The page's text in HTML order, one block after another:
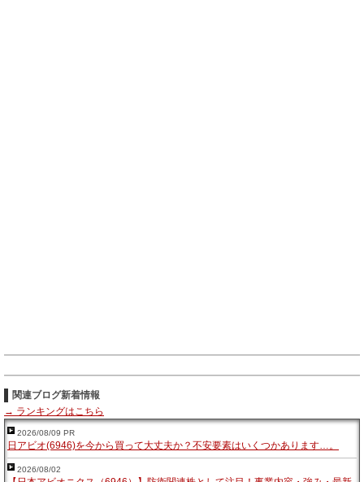
関連ブログ新着情報
→ ランキングはこちら
2026/08/09 PR
日アビオ(6946)を今から買って大丈夫か？不安要素はいくつかあります…。
2026/08/02